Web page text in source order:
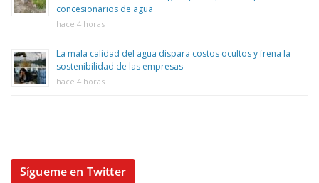
concesionarios de agua
hace 4 horas
La mala calidad del agua dispara costos ocultos y frena la
sostenibilidad de las empresas
hace 4 horas
Sígueme en Twitter